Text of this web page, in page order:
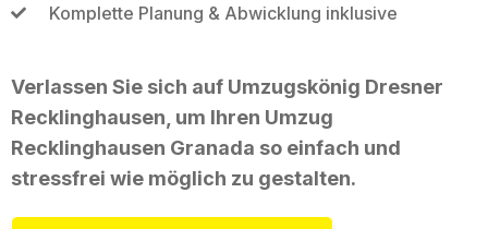
Komplette Planung & Abwicklung inklusive
Verlassen Sie sich auf Umzugskönig Dresner
Recklinghausen, um Ihren Umzug
Recklinghausen Granada so einfach und
stressfrei wie möglich zu gestalten.